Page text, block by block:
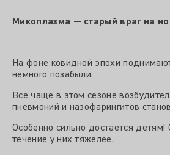
Микоплазма — старый враг на
На фоне ковидной эпохи
немного позабыли.
Все чаще в этом сезоне
пневмоний и назофарингитов
Особенно сильно достается детям!
течение у них тяжелее.